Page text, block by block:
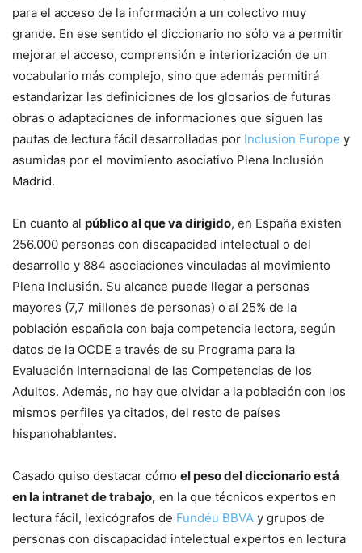
para el acceso de la información a un colectivo muy
grande. En ese sentido el diccionario no sólo va a permitir
mejorar el acceso, comprensión e interiorización de un
vocabulario más complejo, sino que además permitirá
estandarizar las definiciones de los glosarios de futuras
obras o adaptaciones de informaciones que siguen las
pautas de lectura fácil desarrolladas por Inclusion Europe y
asumidas por el movimiento asociativo Plena Inclusión
Madrid.
En cuanto al público al que va dirigido, en España existen
256.000 personas con discapacidad intelectual o del
desarrollo y 884 asociaciones vinculadas al movimiento
Plena Inclusión. Su alcance puede llegar a personas
mayores (7,7 millones de personas) o al 25% de la
población española con baja competencia lectora, según
datos de la OCDE a través de su Programa para la
Evaluación Internacional de las Competencias de los
Adultos. Además, no hay que olvidar a la población con los
mismos perfiles ya citados, del resto de países
hispanohablantes.
Casado quiso destacar cómo el peso del diccionario está
en la intranet de trabajo, en la que técnicos expertos en
lectura fácil, lexicógrafos de Fundéu BBVA y grupos de
personas con discapacidad intelectual expertos en lectura